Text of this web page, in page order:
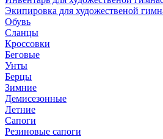
Экипировка для художественой
Обувь
Сланцы
Кроссовки
Беговые
Унты
Берцы
Зимние
Демисезонные
Летние
Сапоги
Резиновые сапоги